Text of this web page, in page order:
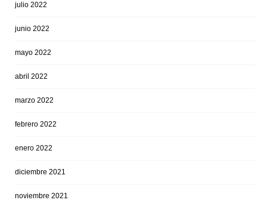
julio 2022
junio 2022
mayo 2022
abril 2022
marzo 2022
febrero 2022
enero 2022
diciembre 2021
noviembre 2021